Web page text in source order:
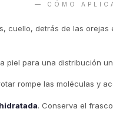
— CÓMO
cuello, detrás de las
piel para una distribución
rompe las moléculas y
. Conserva el